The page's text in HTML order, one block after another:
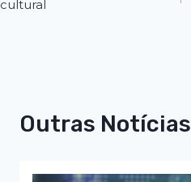
cultural
Outras Notícias